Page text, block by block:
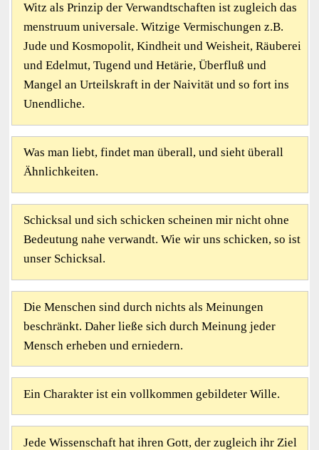
Witz als Prinzip der Verwandtschaften ist zugleich das
menstruum universale. Witzige Vermischungen z.B.
Jude und Kosmopolit, Kindheit und Weisheit, Räuberei
und Edelmut, Tugend und Hetärie, Überfluß und
Mangel an Urteilskraft in der Naivität und so fort ins
Unendliche.
Was man liebt, findet man überall, und sieht überall
Ähnlichkeiten.
Schicksal und sich schicken scheinen mir nicht ohne
Bedeutung nahe verwandt. Wie wir uns schicken, so ist
unser Schicksal.
Die Menschen sind durch nichts als Meinungen
beschränkt. Daher ließe sich durch Meinung jeder
Mensch erheben und erniedern.
Ein Charakter ist ein vollkommen gebildeter Wille.
Jede Wissenschaft hat ihren Gott, der zugleich ihr Ziel